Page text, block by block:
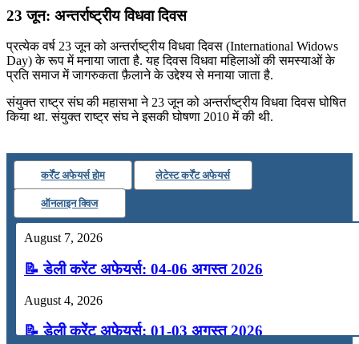
23 जून: अन्तर्राष्ट्रीय विधवा दिवस
प्रत्येक वर्ष 23 जून को अन्तर्राष्ट्रीय विधवा दिवस (International Widows
Day) के रूप में मनाया जाता है. यह दिवस विधवा महिलाओं की समस्याओं के
प्रति समाज में जागरुकता फ़ैलाने के उद्देश्य से मनाया जाता है.
संयुक्त राष्ट्र संघ की महासभा ने 23 जून को अन्तर्राष्ट्रीय विधवा दिवस घोषित
किया था. संयुक्त राष्ट्र संघ ने इसकी घोषणा 2010 में की थी.
कर्रेंट अफेयर्स होम लेटेस्ट कर्रेंट अफेयर्स
ऑनलाइन क्विज
August 7, 2026
📝 डेली करेंट अफेयर्स: 04-06 अगस्त 2026
August 4, 2026
📝 डेली करेंट अफेयर्स: 01-03 अगस्त 2026